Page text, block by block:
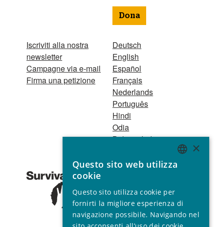
Iscriviti alla nostra
newsletter
Campagne via e-mail
Firma una petizione
Dona
Deutsch
English
Español
Français
Nederlands
Português
Hindi
Odia
Bahasa Indonesia
Registro Persone
1521 Registered
charity no. 267444 ©
2001 - 2026
Tutti i diritti riservati.
ENGLISH
SPANISH
FRENCH
×
Questo sito web utilizza
cookie
Questo sito utilizza cookie per
fornirti la migliore esperienza di
navigazione possibile. Navigando nel